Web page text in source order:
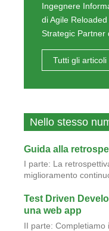
Ingegnere
di Agile
Strategic Partner
Tutti gli articoli
Nello stesso
Guida alla
I parte: La
miglioramento
Test Driven
una web app
II parte: